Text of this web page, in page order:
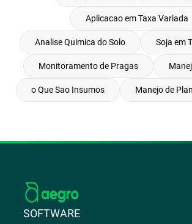
Aplicacao em Taxa Variada
Analise Quimica do Solo Soja em
Monitoramento de Pragas
o Que Sao Insumos Manejo de
SOFTWARE